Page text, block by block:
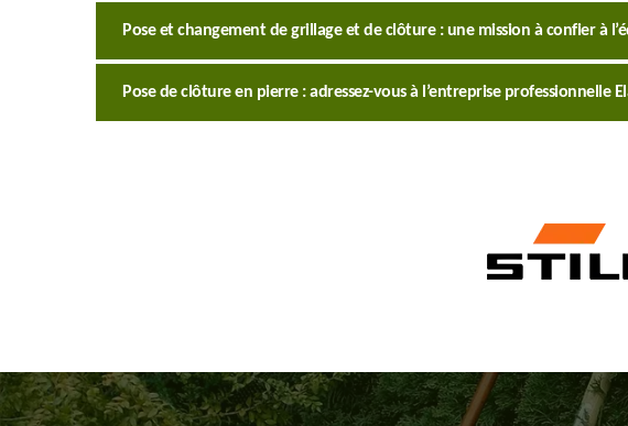
Pose et changement de grillage et de clôture : une mission à confier à
Pose de clôture en pierre : adressez-vous à l’entreprise professionnelle